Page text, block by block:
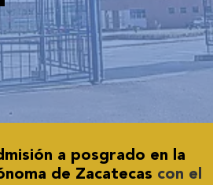
a posgrado en la
de Zacatecas con el